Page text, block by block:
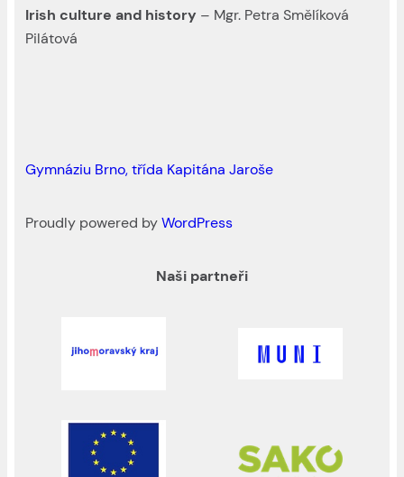
Irish culture and history – Mgr. Petra Smělíková
Pilátová
Gymnáziu Brno, třída Kapitána Jaroše
Proudly powered byWordPress
Naši partneři